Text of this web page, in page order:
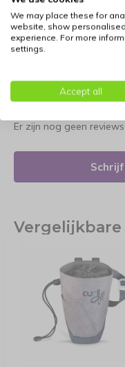
waardoor de
onverwachte regenbui
onmisbaar, functioneel
plezierige en effectieve
Reviews
Er zijn nog geen
We may place these for
website, show
experience. For more
settings.
Accept all